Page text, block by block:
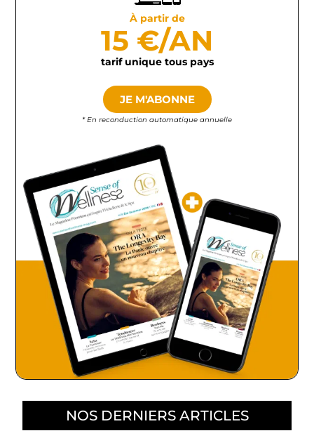
À partir de
15 €/AN
tarif unique tous pays
JE M'ABONNE
* En reconduction automatique annuelle
NOS DERNIERS ARTICLES